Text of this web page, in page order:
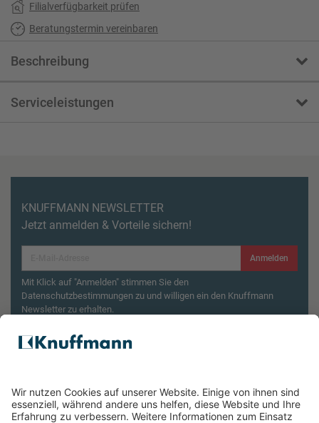
Filialverfügbarkeit prüfen
Beratungstermin vereinbaren
Beschreibung
Serviceleistungen
KNUFFMANN NEWSLETTER
Jetzt anmelden & Vorteile sichern!
Anmelden
Mit Klick auf "Anmelden" stimmen Sie den
Datenschutzbestimmungen zu und willigen ein den Knuffmann
Newsletter zu erhalten.
Aktionsbedingungen¹
Wasserkocher